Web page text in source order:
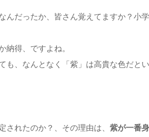
んだったか、皆さん覚えてますか？小
納得、ですよね。
も、なんとなく「紫」は高貴な色だと
されたのか？、その理由は、 紫が一番